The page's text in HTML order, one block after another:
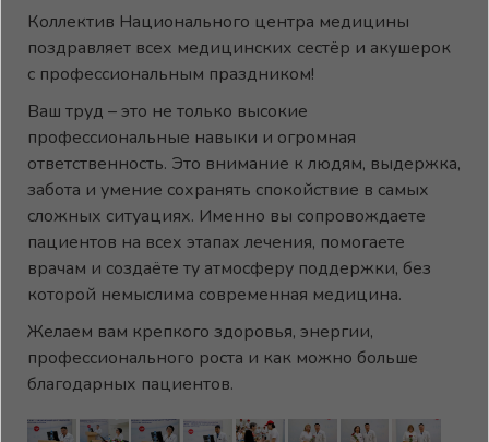
Коллектив Национального центра медицины
поздравляет всех медицинских сестёр и акушерок
с профессиональным праздником!
Ваш труд – это не только высокие
профессиональные навыки и огромная
ответственность. Это внимание к людям, выдержка,
забота и умение сохранять спокойствие в самых
сложных ситуациях. Именно вы сопровождаете
пациентов на всех этапах лечения, помогаете
врачам и создаёте ту атмосферу поддержки, без
которой немыслима современная медицина.
Желаем вам крепкого здоровья, энергии,
профессионального роста и как можно больше
благодарных пациентов.